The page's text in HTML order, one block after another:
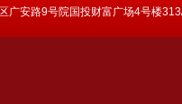
广安路9号院国投财富广场4号楼